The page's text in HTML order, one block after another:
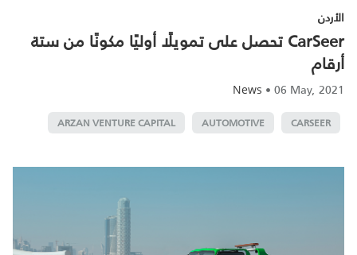
الأردن
CarSeer تحصل على تمويلًا أوليًا مكونًا من ستة
أرقام
News •06 May, 2021
CARSEER
AUTOMOTIVE
ARZAN VENTURE CAPITAL